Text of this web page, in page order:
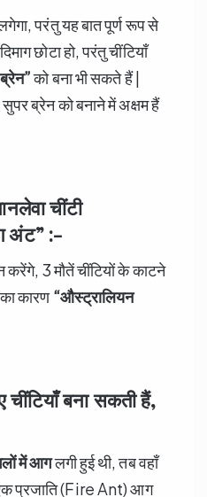
परंतु यह बात पूर्ण रूप से
छोटा हो, परंतु चींटियाँ
को बना भी सकते हैं |
ब्रेन को बनाने में अक्षम हैं
चींटी
अंट” :-
3 मौतें चींटियों के काटने
कारण“औस्ट्रालियन
चींटियाँ बना सकती हैं,
में आगलगी हुई थी, तब वहाँ
एक प्रजाति (Fire Ant) आग